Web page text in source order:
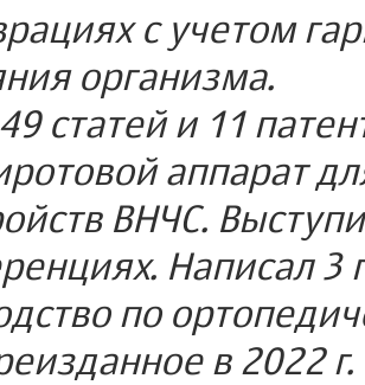
с учетом
организма.
статей и 11
аппарат
ВНЧС.
Написал 3
по
в 2022 г.